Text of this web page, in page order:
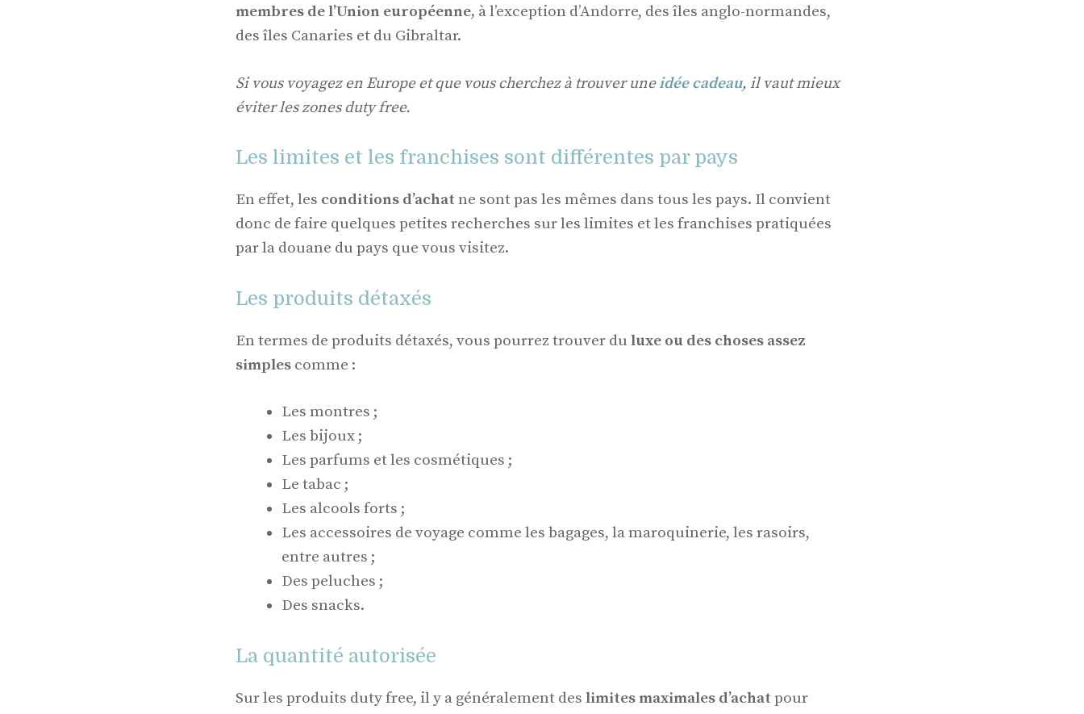
membres de l’Union européenne, à l’exception d’Andorre, des îles anglo-normandes,
des îles Canaries et du Gibraltar.
Si vous voyagez en Europe et que vous cherchez à trouver uneidée cadeau, il vaut mieux
éviter les zones duty free.
Les limites et les franchises sont différentes par pays
En effet, les conditions d’achat ne sont pas les mêmes dans tous les pays. Il convient
donc de faire quelques petites recherches sur les limites et les franchises pratiquées
par la douane du pays que vous visitez.
Les produits détaxés
En termes de produits détaxés, vous pourrez trouver du luxe ou des choses assez
simples comme :
Les montres ;
Les bijoux ;
Les parfums et les cosmétiques ;
Le tabac ;
Les alcools forts ;
Les accessoires de voyage comme les bagages, la maroquinerie, les rasoirs,
entre autres ;
Des peluches ;
Des snacks.
La quantité autorisée
Sur les produits duty free, il y a généralement des limites maximales d’achat pour